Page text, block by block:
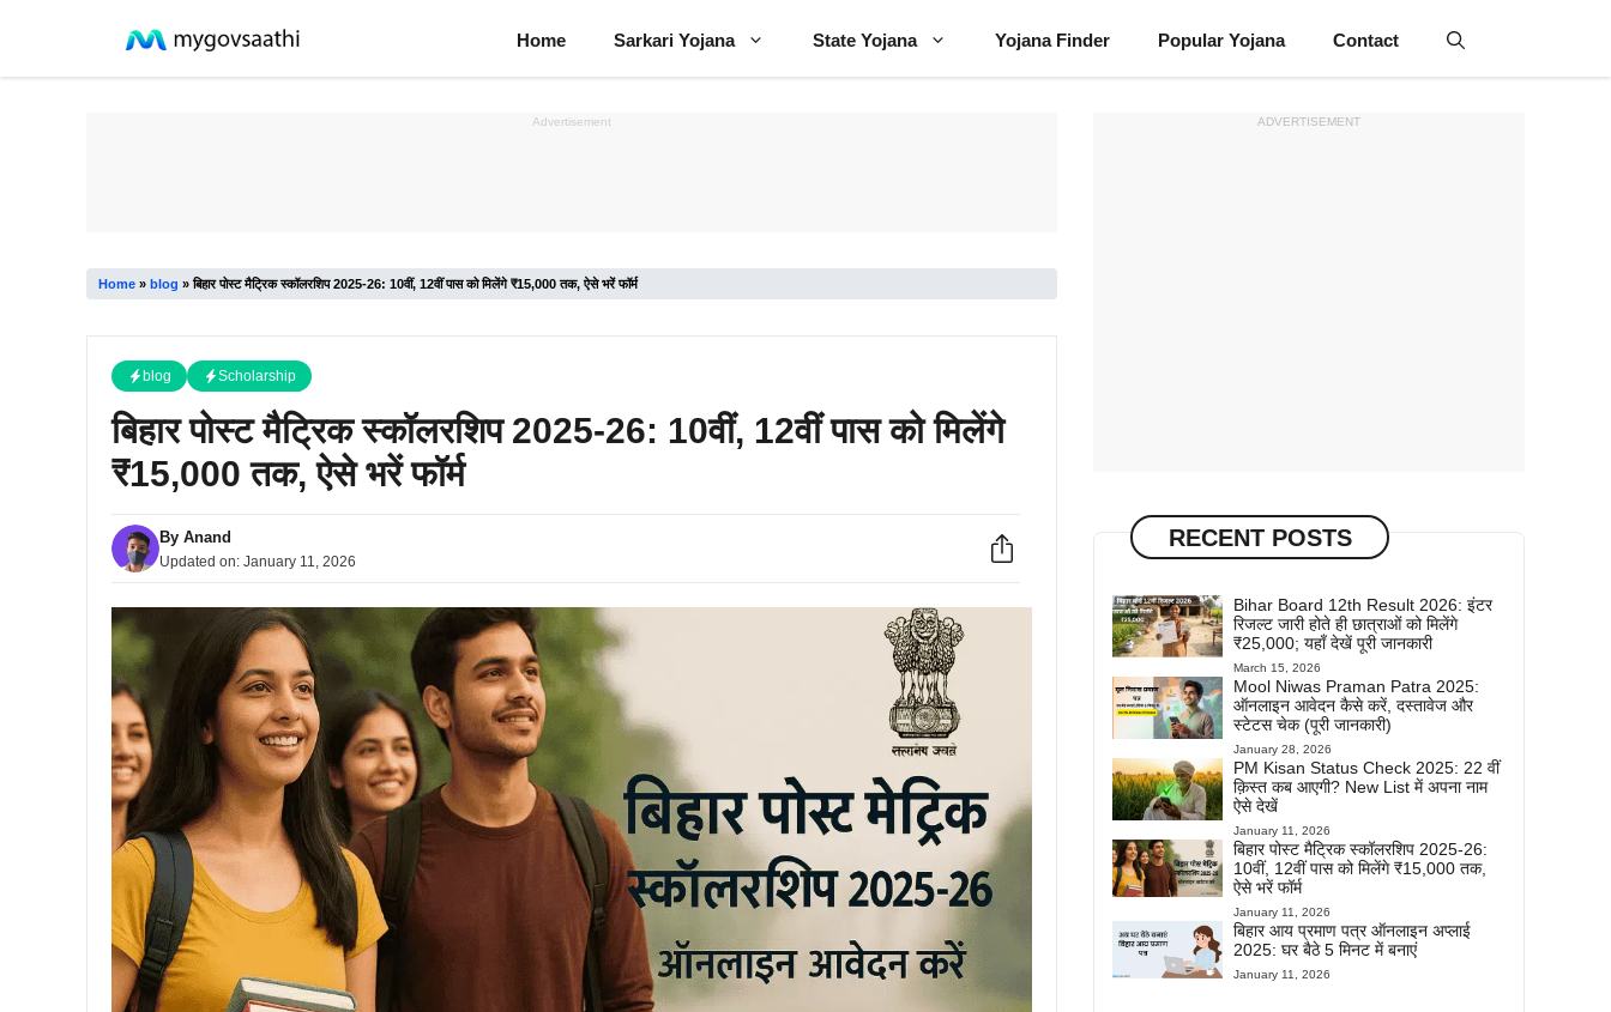
content
Home Sarkari Yojana State Yojana Yojana Finder Popular Yojana Contact
Advertisement
Home » blog »बिहार पोस्ट मैट्रिक स्कॉलरशिप 2025-26: 10वीं, 12वीं पास को मिलेंगे ₹15,000 तक, ऐसे भरें फॉर्म
blog Scholarship
बिहार पोस्ट मैट्रिक स्कॉलरशिप 2025-26: 10वीं, 12वीं पास को मिलेंगे
₹15,000 तक, ऐसे भरें फॉर्म
By Anand
Updated on: January 11, 2026
ADVERTISEMENT
RECENT POSTS
Bihar Board 12th Result 2026: इंटर
रिजल्ट जारी होते ही छात्राओं को मिलेंगे
₹25,000; यहाँ देखें पूरी जानकारी
March 15, 2026
Mool Niwas Praman Patra 2025:
ऑनलाइन आवेदन कैसे करें, दस्तावेज और
स्टेटस चेक (पूरी जानकारी)
January 28, 2026
PM Kisan Status Check 2025: 22 वीं
क़िस्त कब आएगी? New List में अपना नाम
ऐसे देखें
January 11, 2026
बिहार पोस्ट मैट्रिक स्कॉलरशिप 2025-26:
10वीं, 12वीं पास को मिलेंगे ₹15,000 तक,
ऐसे भरें फॉर्म
January 11, 2026
बिहार आय प्रमाण पत्र ऑनलाइन अप्लाई
2025: घर बैठे 5 मिनट में बनाएं
January 11, 2026